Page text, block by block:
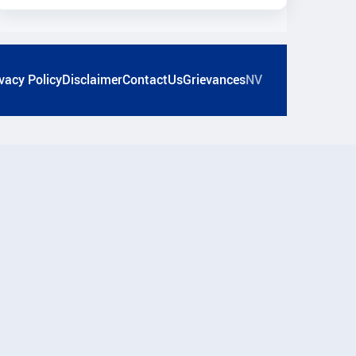
PolicyDisclaimerContactUsGrievancesNV